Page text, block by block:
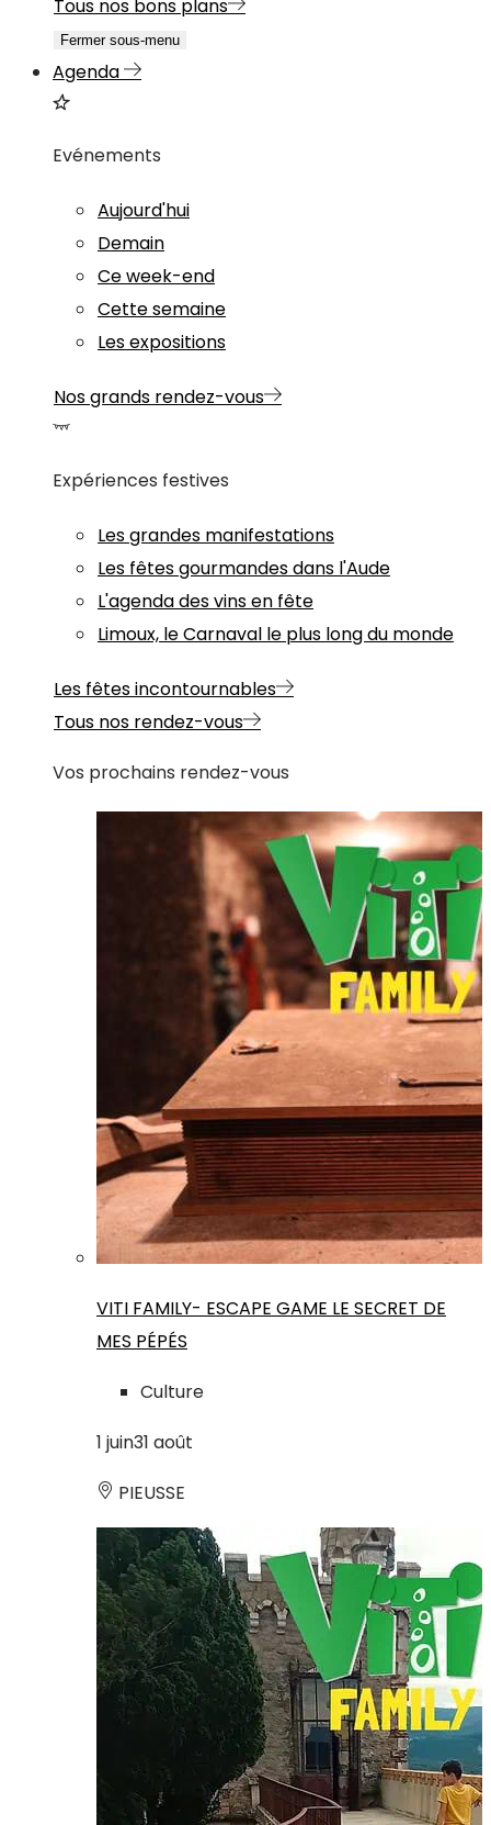
Tous nos bons plans
Fermer sous-menu
Agenda
Evénements
Aujourd'hui
Demain
Ce week-end
Cette semaine
Les expositions
Nos grands rendez-vous
Expériences festives
Les grandes manifestations
Les fêtes gourmandes dans l'Aude
L'agenda des vins en fête
Limoux, le Carnaval le plus long du monde
Les fêtes incontournables
Tous nos rendez-vous
Vos prochains rendez-vous
VITI FAMILY- ESCAPE GAME LE SECRET DE
MES PÉPÉS
Culture
1 juin31 août
PIEUSSE